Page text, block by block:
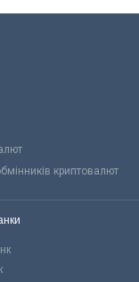
криптовалют